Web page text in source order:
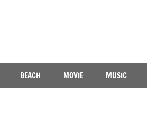
BEACH MOVIE MUSIC